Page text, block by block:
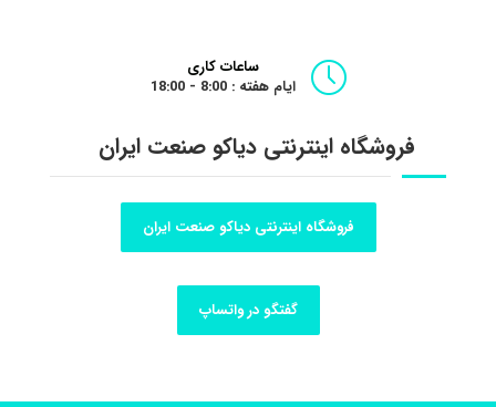
ساعات کاری
ایام هفته : 8:00 - 18:00
فروشگاه اینترنتی دیاکو صنعت ایران
فروشگاه اینترنتی دیاکو صنعت ایران
گفتگو در واتساپ